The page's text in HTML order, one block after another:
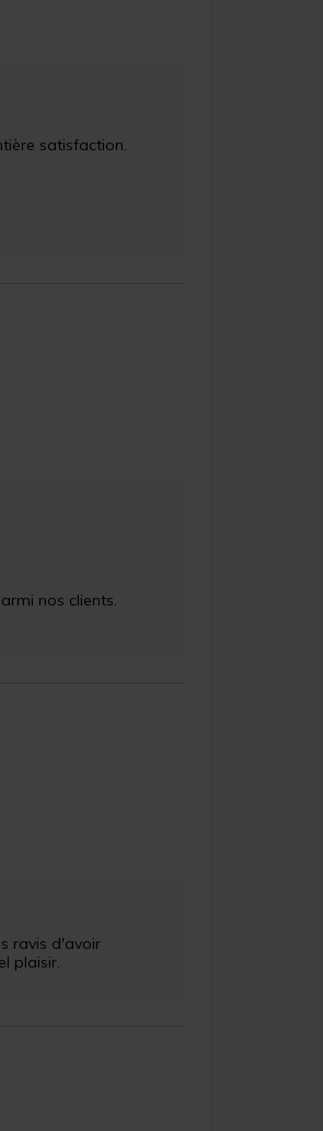
satisfaction.
nos clients.
plaisir.